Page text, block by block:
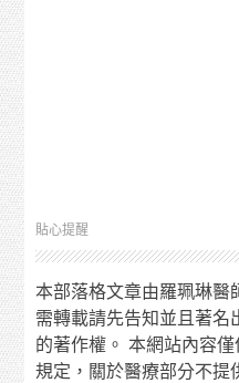
貼心提醒
本部落格文章由羅珮琳醫
需轉載請先告知並且著名
的著作權。 本網站內容
規定，關於醫療部分不提